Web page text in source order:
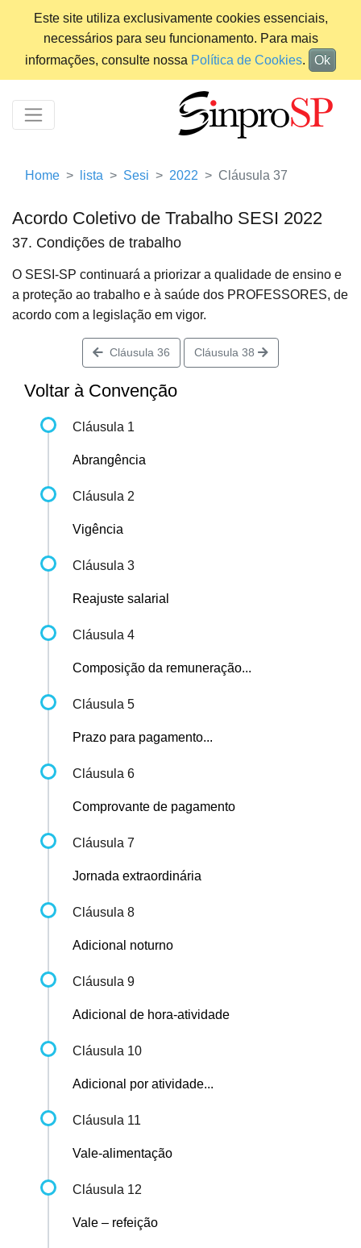
Este site utiliza exclusivamente cookies essenciais,
necessários para seu funcionamento. Para mais
informações, consulte nossa Política de Cookies. Ok
Home lista Sesi 2022 Cláusula 37
Acordo Coletivo de Trabalho SESI 2022
37. Condições de trabalho
O SESI-SP continuará a priorizar a qualidade de ensino e
a proteção ao trabalho e à saúde dos PROFESSORES, de
acordo com a legislação em vigor.
Cláusula 36 Cláusula 38
Voltar à Convenção
Cláusula 1
Abrangência
Cláusula 2
Vigência
Cláusula 3
Reajuste salarial
Cláusula 4
Composição da remuneração...
Cláusula 5
Prazo para pagamento...
Cláusula 6
Comprovante de pagamento
Cláusula 7
Jornada extraordinária
Cláusula 8
Adicional noturno
Cláusula 9
Adicional de hora-atividade
Cláusula 10
Adicional por atividade...
Cláusula 11
Vale-alimentação
Cláusula 12
Vale – refeição